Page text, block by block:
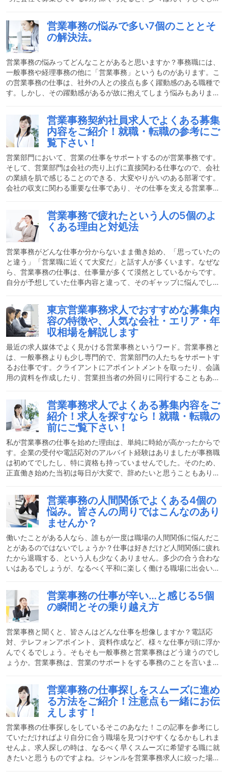
いるのか、またどういったことが求められるのかなど、これから営
業事務職を目指す方へのアドバイスをお伝えします。営業事務のお
おまかな仕事について知っておこう営業事務の仕事は簡単に言うと
「営業担当のサポート」です。しかし、営業担当と一緒に外回りを
するわけではなく、社内にて請求書や見積書などの書類作成、電話
営業事務の悩みで多い7個のこととそ
の解決法。
営業事務の悩みってどんなことがあると思いますか？事務職には、
一般事務や経理事務の他に「営業事務」というものがあります。こ
の営業事務の仕事は、社外の人との接点も多く躍動感のある職種で
す。しかし、その躍動感があるが故に抱えてしまう悩みもありま
を解決策と併せて今からお話しさせていただきます。営業事務のお
おまかな仕事内容営業事務とは、その名の通り営業部門の事務職で
す。基本的には、営業担当のアシスタント業務になります。勤務先
によって仕事量は変わってきますが、一人の営業担当に一人の営業
事務がつくこともあれば、一人の営業事務が複数人の営業担当を受
け
営業事務契約社員求人でよくある募集
内容をご紹介！就職・転職の参考にご
覧下さい！
営業部門において、営業の仕事をサポートするのが営業事務です。
そして、営業部門は会社の売り上げに直接関わる仕事なので、会社
の業績を肌で感じることのできる、大変やりがいのある部署です。
会社の収支に関わる重要な仕事であり、その仕事を支える営業事務
要な業務であると言えます。そんな営業事務には、雇用形態として
正社員や派遣社員の他に、契約社員の道があります。契約社員とし
ての営業事務には、どんな求人があるのか、ご紹介します。営業事
務のおおまかな仕事内容おおまかな仕事内容主に、商品の受発注業
務、在庫管理、納期管理、見積書・納品書・請求書の作成、入金管
営業事務で疲れたという人の5個のよ
くある理由と対処法
営業事務がどんな仕事か分からないまま働き始め、「思っていたの
と違う」「営業職に近くて大変だ」と話す人が多くいます。なぜな
ら、営業事務の仕事は、仕事量が多くて漠然としているからです。
自分が予想していた仕事内容と違って、そのギャップに悩んでしま
レスが溜まったり悩みを抱えたりして苦しくなってしまうもので
す。中には、就業先の環境があまり良くなかったり人間関係が複雑
だったりして、気持ちが疲れてしまうこともあるかもしれません。
そんな時、ストレスを溜めないためにも、しっかりとした対処法が
必要です。ストレス解消の方法は人それぞれだと思いますが、私が
や
東京営業事務求人でおすすめな募集内
容の特徴や、人気な会社・エリア・年
収相場を解説します
最近の求人媒体でよく見かける営業事務というワード。営業事務と
は、一般事務よりも少し専門的で、営業部門の人たちをサポートす
るお仕事です。クライアントにアポイントメントを取ったり、会議
用の資料を作成したり、営業担当者の外回りに同行することもあり
んだら良いのか分かりませんよね?そこで今回は、東京の営業事務
でおすすめの募集内容の特徴や人気のエリアなどをまとめてご紹介
したいと思います。営業事務はどんな仕事？営業事務の仕事は一言
で表すと営業部の人たちのサポートをするお仕事です。会議に必要
な資料を作ったりクライアントにアポイントメントの予約を取り付
営業事務求人でよくある募集内容をご
紹介！求人を探すなら！就職・転職の
前にご覧下さい！
私が営業事務の仕事を始めた理由は、単純に時給が高かったからで
す。企業の受付や電話応対のアルバイト経験はありましたが事務職
は初めてでしたし、特に資格も持っていませんでした。そのため、
正直働き始めた当初は毎日が大変で、辞めたいと思うこともありま
おかげで長く働くことができました。営業事務の仕事を始めてから
は、パソコンのスキルから臨機応変に対応できるコミュニケーショ
ン能力、先を読んで行動する力など、様々なスキルが身につきまし
た。今後の人生に役立つことばかりで、働いて本当に良かったと思
っています。一言に営業事務と言われても、どんな仕事なのか想像
営業事務の人間関係でよくある4個の
悩み。皆さんの周りではこんなのあり
ませんか？
働いたことがある人なら、誰もが一度は職場の人間関係に悩んだこ
とがあるのではないでしょうか？仕事は好きだけど人間関係に疲れ
たから退職する、という人も少なくありません。多少の合う合わな
いはあるでしょうが、なるべく平和に楽しく働ける職場に出会いた
た。私自身も営業事務として働いていた時は、様々な問題が重なっ
て悩むこともありました。私の経験をもとに書いてみたので、誰か
のお役に立てたら嬉しいです。営業事務の人間関係のよくある4個
の悩み営業事務の仕事に限らず、どの職場にも人間関係の悩みはあ
りますよね。室内で仕事をこなす営業事務は、ただでさえストレス
が
営業事務の仕事が辛い…と感じる5個
の瞬間とその乗り越え方
営業事務と聞くと、皆さんはどんな仕事を想像しますか？電話応
対、テレフォンアポイント、資料作成など、様々な仕事が頭に浮か
んでくるでしょう。そもそも一般事務と営業事務はどう違うのでし
ょうか。営業事務は、営業のサポートをする事務のことを言いま
わらない位の仕事をこなすこともあります。営業のサポートとして
外回りに付いて行く場合などもあり、時期によってはハードになる
ことも。その分、一般事務よりも給料が良いことが多く、最近では
女性の活躍も増えているのです。営業事務の仕事を経て、営業や秘
書の仕事へとステップアップしていく人も多くいます。今回は私の
実体
営業事務の仕事探しをスムーズに進め
る方法をご紹介！注意点も一緒にお伝
えします！
営業事務の仕事探しをしているそこのあなた！この記事を参考にし
ていただければより自分に合う職場を見つけやすくなるかもしれま
せんよ。求人探しの時は、なるべく早くスムーズに希望する職に就
きたいと思うものですよね。ジャンルを営業事務求人に絞った場